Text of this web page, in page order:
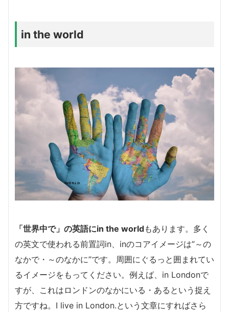
in the world
「世界中で」の英語にin the worldもあります。多く
の英文で使われる前置詞in、inのコアイメージは”～の
なかで・～のなかに”です。周囲にぐるっと囲まれてい
るイメージをもってください。例えば、in Londonで
すが、これはロンドンのなかにいる・あるという捉え
方ですね。I live in London.という文章にすればさら